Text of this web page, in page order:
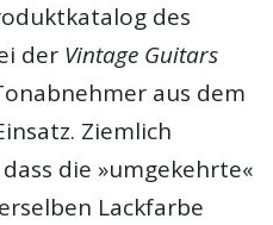
des
der Vintage Guitars
aus dem
Ziemlich
die »umgekehrte«
Lackfarbe